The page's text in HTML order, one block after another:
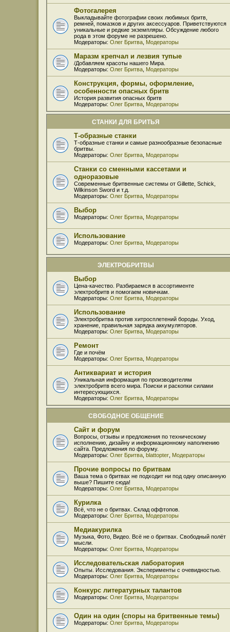
Фотогалерея
Выкладывайте фотографии своих любимых бритв,
ремней, помазков и других аксессуаров. Приветствуются
уникальные и редкие экземпляры. Обсуждение любого
рода в этом форуме не разрешено.
Модераторы: Олег Бритва Модераторы
Маразм крепчал и лезвия тупые
/Добавляем красоты нашего Мира.
Модераторы: Олег Бритва Модераторы
Конструкция, формы, оформление,
особенности опасных бритв
История развития опасных бритв
Модераторы: Олег Бритва Модераторы
СТАНКИ ДЛЯ БРИТЬЯ
Т-образные станки
Т-образные станки и самые разнообразные безопасные
бритвы.
Модераторы: Олег Бритва Модераторы
Станки со сменными кассетами и
одноразовые
Современные бритвенные системы от Gillette, Schick,
Wilkinson Sword и т.д.
Модераторы: Олег Бритва Модераторы
Выбор
Модераторы: Олег Бритва Модераторы
Использование
Модераторы: Олег Бритва Модераторы
ЭЛЕКТРОБРИТВЫ
Выбор
Цена-качество. Разбираемся в ассортименте
электробритв и помогаем новичкам.
Модераторы: Олег Бритва Модераторы
Использование
Электробритва против хитросплетений бороды. Уход,
хранение, правильная зарядка аккумуляторов.
Модераторы: Олег Бритва Модераторы
Ремонт
Где и почём
Модераторы: Олег Бритва Модераторы
Антиквариат и история
Уникальная информация по производителям
электробритв всего мира. Поиски и раскопки силами
интересующихся.
Модераторы: Олег Бритва Модераторы
СВОБОДНОЕ ОБЩЕНИЕ
Сайт и форум
Вопросы, отзывы и предложения по техническому
исполнению, дизайну и информационному наполнению
сайта. Предложения по форуму.
Модераторы: Олег Бритва blattopter Модераторы
Прочие вопросы по бритвам
Ваша тема о бритвах не подходит ни под одну описанную
выше? Пишите сюда!
Модераторы: Олег Бритва Модераторы
Курилка
Всё, что не о бритвах. Склад оффтопов.
Модераторы: Олег Бритва Модераторы
Медиакурилка
Музыка, Фото, Видео. Всё не о бритвах. Свободный полёт
мысли.
Модераторы: Олег Бритва Модераторы
Исследовательская лаборатория
Опыты. Исследования. Эксперименты с очевидностью.
Модераторы: Олег Бритва Модераторы
Конкурс литературных талантов
Модераторы: Олег Бритва Модераторы
Один на один (споры на бритвенные темы)
Модераторы: Олег Бритва Модераторы